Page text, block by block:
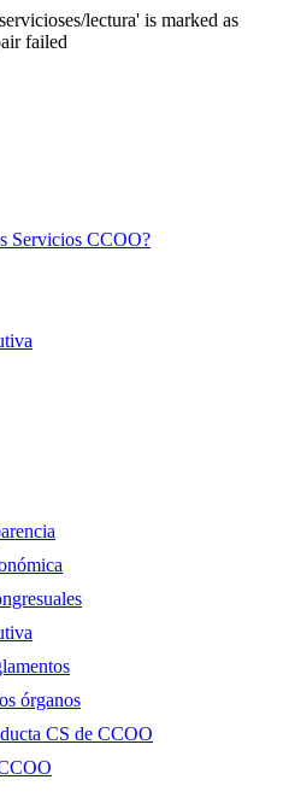
lectura' is marked as
failed
Servicios CCOO?
órganos
CS de CCOO